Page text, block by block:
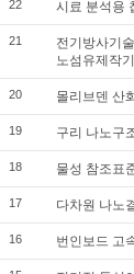
22 시료 분석용
21
전기방사기
노섬유제작
20 몰리브덴 산
19 구리 나노구
18 물성 참조표
17 다차원 나노
16 번인보드 고